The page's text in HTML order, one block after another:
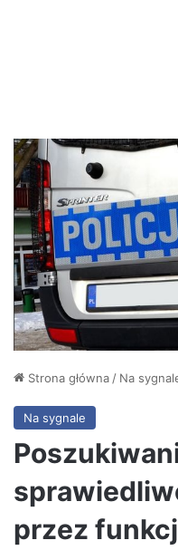
Strona główna / Na
Na sygnale
przez